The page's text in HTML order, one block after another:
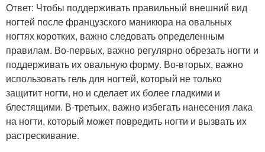
Ответ: Чтобы поддерживать правильный внешний вид
ногтей после французского маникюра на овальных
ногтях коротких, важно следовать определенным
правилам. Во-первых, важно регулярно обрезать ногти и
поддерживать их овальную форму. Во-вторых, важно
использовать гель для ногтей, который не только
защитит ногти, но и сделает их более гладкими и
блестящими. В-третьих, важно избегать нанесения лака
на ногти, который может повредить ногти и вызвать их
растрескивание.